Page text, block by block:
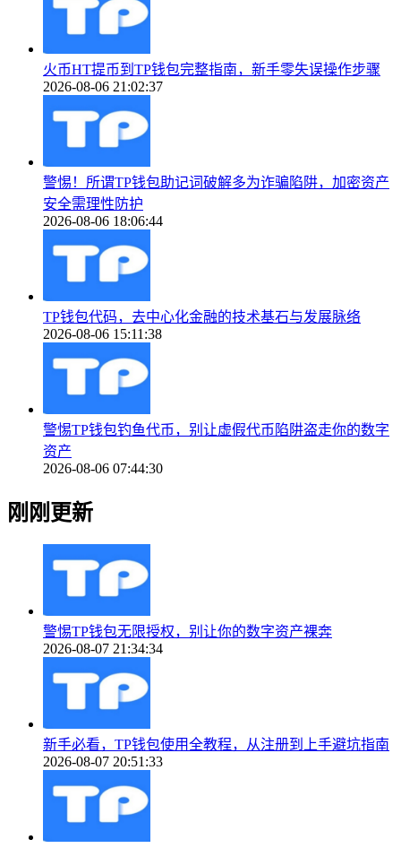
火币HT提币到TP钱包完整指南，新手零失误操作步骤
2026-08-06 21:02:37
警惕！所谓TP钱包助记词破解多为诈骗陷阱，加密资产
安全需理性防护
2026-08-06 18:06:44
TP钱包代码，去中心化金融的技术基石与发展脉络
2026-08-06 15:11:38
警惕TP钱包钓鱼代币，别让虚假代币陷阱盗走你的数字
资产
2026-08-06 07:44:30
刚刚更新
警惕TP钱包无限授权，别让你的数字资产裸奔
2026-08-07 21:34:34
新手必看，TP钱包使用全教程，从注册到上手避坑指南
2026-08-07 20:51:33